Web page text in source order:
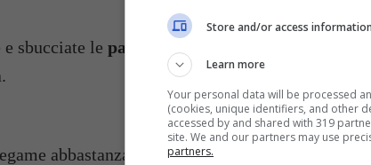
e sbucciate le patate
abbastanza grande soffriggete la
Store and/or access
Learn more
Your personal data will be processed
(cookies, unique identifiers, and other
accessed by and shared with 319
site. We and our partners may use
partners.